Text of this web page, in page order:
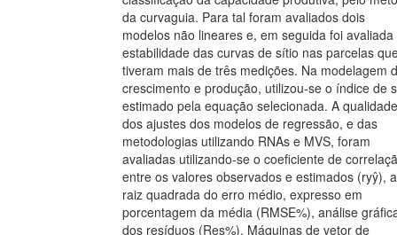
da curvaguia. Para tal foram avaliados dois
modelos não lineares e, em seguida foi avaliada
estabilidade das curvas de sítio nas parcelas
tiveram mais de três medições. Na modelagem
crescimento e produção, utilizou-se o índice de
estimado pela equação selecionada. A qualidade
dos ajustes dos modelos de regressão, e das
metodologias utilizando RNAs e MVS, foram
avaliadas utilizando-se o coeficiente de
entre os valores observados e estimados (ryŷ), a
raiz quadrada do erro médio, expresso em
porcentagem da média (RMSE%), análise
dos resíduos (Res%). Máquinas de vetor de